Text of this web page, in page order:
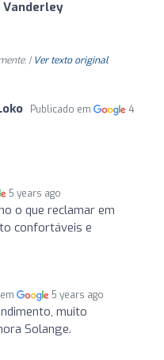
Vanderley
| Ver texto original
Publicado em
4
5 years ago
o que reclamar em
confortáveis e
5 years ago
muito
Solange.